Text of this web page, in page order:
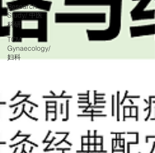
Research
Study/ 中医
科研
TCM
Gynaecology/
妇科